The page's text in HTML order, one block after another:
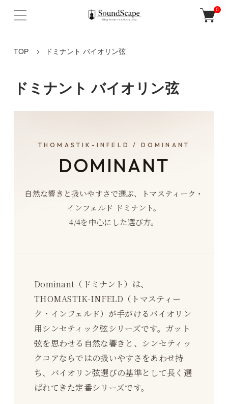
0
TOP ドミナント バイオリン弦
ドミナント バイオリン弦
THOMASTIK-INFELD / DOMINANT
DOMINANT
自然な響きと扱いやすさで選ぶ、トマスティーク・
インフェルド ドミナント。
4/4を中心にした選び方。
Dominant（ドミナント）は、
THOMASTIK-INFELD（トマスティー
ク・インフェルド）が手がけるバイオリン
用シンセティック弦シリーズです。ガット
弦を思わせる自然な響きと、シンセティッ
クコアならではの扱いやすさをあわせ持
ち、バイオリン弦選びの基準として長く選
ばれてきた定番シリーズです。